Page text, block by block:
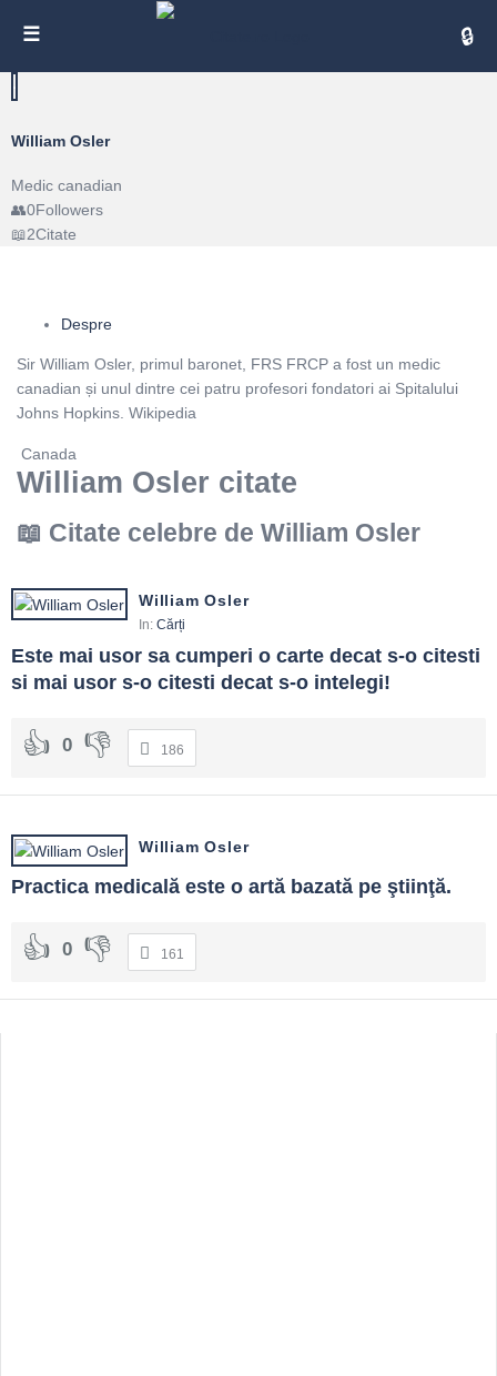
William Osler
Medic canadian
0Followers
2Citate
Despre
Sir William Osler, primul baronet, FRS FRCP a fost un medic
canadian și unul dintre cei patru profesori fondatori ai Spitalului
Johns Hopkins. Wikipedia
Canada
William Osler citate
Citate celebre de William Osler
William Osler
In: Cărți
Este mai usor sa cumperi o carte decat s-o citesti
si mai usor s-o citesti decat s-o intelegi!
0 186
William Osler
Practica medicală este o artă bazată pe ştiinţă.
0 161